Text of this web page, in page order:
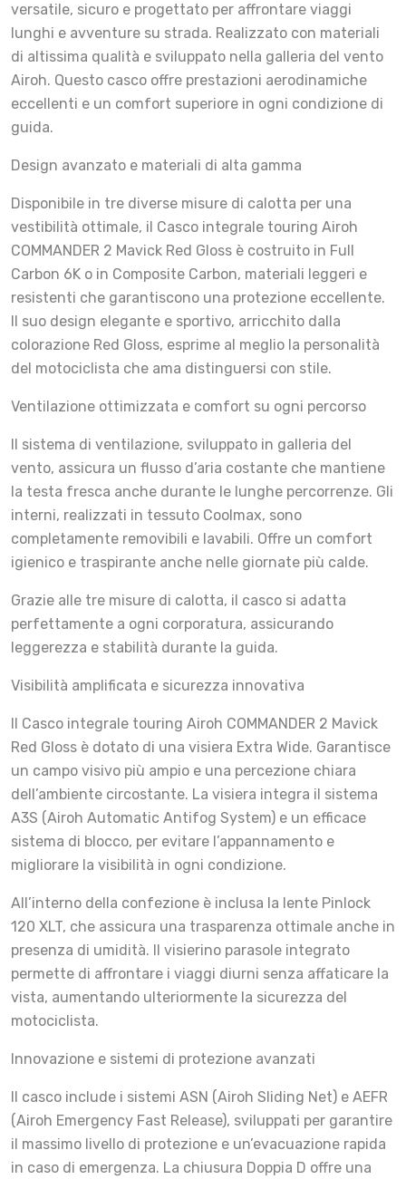
versatile, sicuro e progettato per affrontare viaggi
lunghi e avventure su strada. Realizzato con materiali
di altissima qualità e sviluppato nella galleria del vento
Airoh. Questo casco offre prestazioni aerodinamiche
eccellenti e un comfort superiore in ogni condizione di
guida.
Design avanzato e materiali di alta gamma
Disponibile in tre diverse misure di calotta per una
vestibilità ottimale, il Casco integrale touring Airoh
COMMANDER 2 Mavick Red Gloss è costruito in Full
Carbon 6K o in Composite Carbon, materiali leggeri e
resistenti che garantiscono una protezione eccellente.
Il suo design elegante e sportivo, arricchito dalla
colorazione Red Gloss, esprime al meglio la personalità
del motociclista che ama distinguersi con stile.
Ventilazione ottimizzata e comfort su ogni percorso
Il sistema di ventilazione, sviluppato in galleria del
vento, assicura un flusso d’aria costante che mantiene
la testa fresca anche durante le lunghe percorrenze. Gli
interni, realizzati in tessuto Coolmax, sono
completamente removibili e lavabili. Offre un comfort
igienico e traspirante anche nelle giornate più calde.
Grazie alle tre misure di calotta, il casco si adatta
perfettamente a ogni corporatura, assicurando
leggerezza e stabilità durante la guida.
Visibilità amplificata e sicurezza innovativa
Il Casco integrale touring Airoh COMMANDER 2 Mavick
Red Gloss è dotato di una visiera Extra Wide. Garantisce
un campo visivo più ampio e una percezione chiara
dell’ambiente circostante. La visiera integra il sistema
A3S (Airoh Automatic Antifog System) e un efficace
sistema di blocco, per evitare l’appannamento e
migliorare la visibilità in ogni condizione.
All’interno della confezione è inclusa la lente Pinlock
120 XLT, che assicura una trasparenza ottimale anche in
presenza di umidità. Il visierino parasole integrato
permette di affrontare i viaggi diurni senza affaticare la
vista, aumentando ulteriormente la sicurezza del
motociclista.
Innovazione e sistemi di protezione avanzati
Il casco include i sistemi ASN (Airoh Sliding Net) e AEFR
(Airoh Emergency Fast Release), sviluppati per garantire
il massimo livello di protezione e un’evacuazione rapida
in caso di emergenza. La chiusura Doppia D offre una